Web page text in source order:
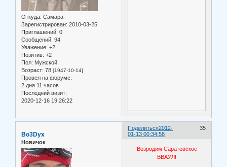
Откуда: Самара
Зарегистрирован: 2010-03-25
Приглашений: 0
Сообщений: 94
Уважение: +2
Позитив: +2
Пол: Мужской
Возраст: 78 [1947-10-14]
Провел на форуме:
2 дня 11 часов
Последний визит:
2020-12-16 19:26:22
Поделиться 35
2012-
01-13 00:34:58
Bo3Dyx
Новичок
Возродим Саратовское
ВВАУЛ!